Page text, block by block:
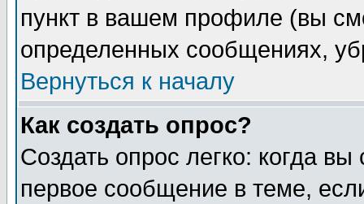
пункт в вашем профиле (вы
определенных сообщениях,
Вернуться к началу
Как создать опрос?
Создать опрос легко: когда
первое сообщение в теме,